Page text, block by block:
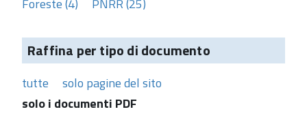
Raffina per tipo di documento
tutte
solo pagine del sito
solo i documenti PDF